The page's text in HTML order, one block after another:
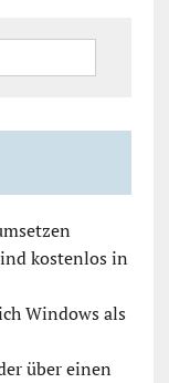
kostenlos in
Windows als
über einen